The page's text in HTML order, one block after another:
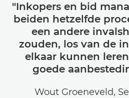
"Inkopers en bid
beiden hetzelfde
een andere
zouden, los van de
elkaar kunnen
goede
Wout Groeneveld,